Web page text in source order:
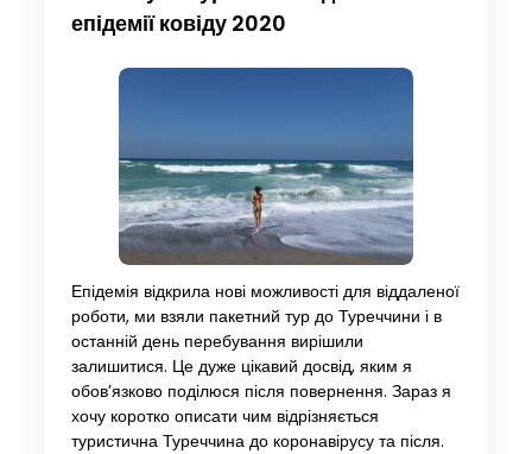
епідемії ковіду 2020
Епідемія відкрила нові можливості для віддаленої
роботи, ми взяли пакетний тур до Туреччини і в
останній день перебування вирішили
залишитися. Це дуже цікавий досвід, яким я
обов’язково поділюся після повернення. Зараз я
хочу коротко описати чим відрізняється
туристична Туреччина до коронавірусу та після.